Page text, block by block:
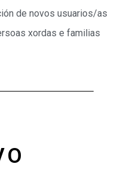
de novos usuarios/as
xordas e familias